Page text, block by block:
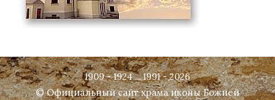
1909 - 1924 ... 1991 - 2026
© Официальный сайт храма иконы Божией